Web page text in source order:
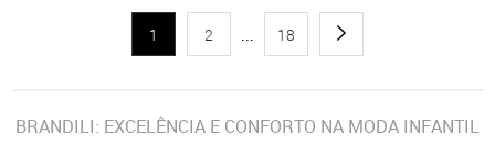
1 2 ... 18
BRANDILI: EXCELÊNCIA E CONFORTO NA MODA INFANTIL